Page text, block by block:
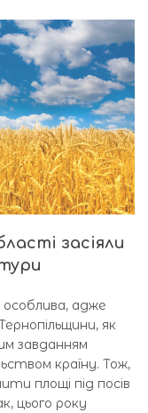
засіяли
особлива, адже
як
завданням
країну. Тож,
площі під посів
цього року